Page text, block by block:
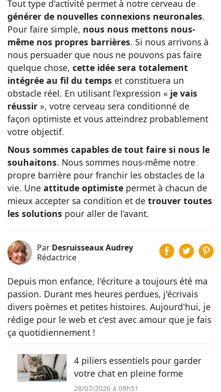
Tout type d'activité permet à notre cerveau de
générer de nouvelles connexions neuronales.
Pour faire simple, nous nous mettons nous-
même nos propres barrières. Si nous arrivons à
nous persuader que nous ne pouvons pas faire
quelque chose, cette idée sera totalement
intégrée au fil du temps et constituera un
obstacle réel. En utilisant l’expression « je vais
réussir », votre cerveau sera conditionné de
façon optimiste et vous atteindrez probablement
votre objectif.
Nous sommes capables de tout faire si nous le
souhaitons. Nous sommes nous-même notre
propre barrière pour franchir les obstacles de la
vie. Une attitude optimiste permet à chacun de
mieux accepter sa condition et de trouver toutes
les solutions pour aller de l’avant.
Par Desruisseaux Audrey
Rédactrice
Depuis mon enfance, l'écriture a toujours été ma
passion. Durant mes heures perdues, j'écrivais
divers poèmes et petites histoires. Aujourd'hui, je
rédige pour le web et c'est avec amour que je fais
ça quotidiennement !
4 piliers essentiels pour garder
votre chat en pleine forme
28/07/2026 à 09h51